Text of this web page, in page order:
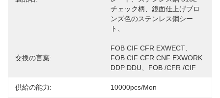
チェック柄、鏡面仕上げブロ
ンズ色のステンレス鋼シー
ト、
交換の言葉:
FOB CIF CFR EXWECT、
FOB CIF CFR CNF EXWORK
DDP DDU、FOB /CFR /CIF
供給の能力: 10000pcs/mon